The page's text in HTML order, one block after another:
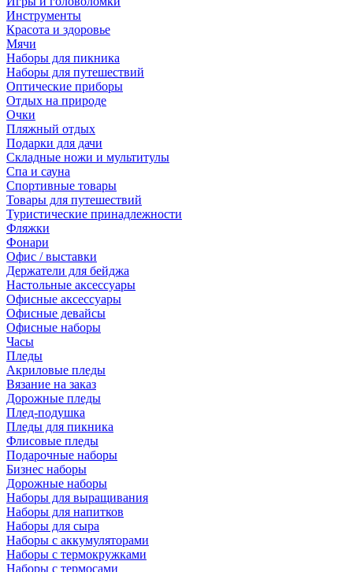
Инструменты
Красота и здоровье
Мячи
Наборы для пикника
Наборы для путешествий
Оптические приборы
Отдых на природе
Очки
Пляжный отдых
Подарки для дачи
Складные ножи и мультитулы
Спа и сауна
Спортивные товары
Товары для путешествий
Туристические принадлежности
Фляжки
Фонари
Офис / выставки
Держатели для бейджа
Настольные аксессуары
Офисные аксессуары
Офисные девайсы
Офисные наборы
Часы
Пледы
Акриловые пледы
Вязание на заказ
Дорожные пледы
Плед-подушка
Пледы для пикника
Флисовые пледы
Подарочные наборы
Бизнес наборы
Дорожные наборы
Наборы для выращивания
Наборы для напитков
Наборы для сыра
Наборы с аккумуляторами
Наборы с термокружками
Наборы с термосами